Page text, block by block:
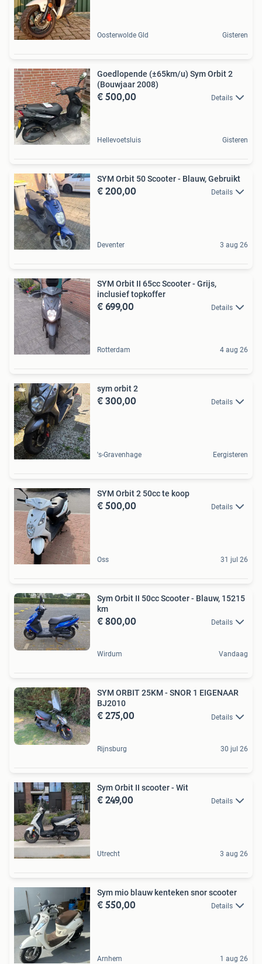
Oosterwolde Gld Gisteren
Goedlopende (±65km/u) Sym Orbit 2
(Bouwjaar 2008)
€ 500,00 Details
Hellevoetsluis Gisteren
SYM Orbit 50 Scooter - Blauw, Gebruikt
€ 200,00 Details
Deventer 3 aug 26
SYM Orbit II 65cc Scooter - Grijs,
inclusief topkoffer
€ 699,00 Details
Rotterdam 4 aug 26
sym orbit 2
€ 300,00 Details
's-Gravenhage Eergisteren
SYM Orbit 2 50cc te koop
€ 500,00 Details
Oss 31 jul 26
Sym Orbit II 50cc Scooter - Blauw, 15215
km
€ 800,00 Details
Wirdum Vandaag
SYM ORBIT 25KM - SNOR 1 EIGENAAR
BJ2010
€ 275,00 Details
Rijnsburg 30 jul 26
Sym Orbit II scooter - Wit
€ 249,00 Details
Utrecht 3 aug 26
Sym mio blauw kenteken snor scooter
€ 550,00 Details
Arnhem 1 aug 26